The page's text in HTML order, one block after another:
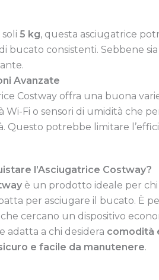
5 kg, questa asciugatrice
bucato consistenti. Sebbene
Avanzate
Costway offra una buona
Wi-Fi o sensori di umidità che
Questo potrebbe limitare
l’Asciugatrice Costway?
è un prodotto ideale per chi
per asciugare il bucato. È
cercano un dispositivo
adatta a chi desidera comodità
e facile da manutenere.